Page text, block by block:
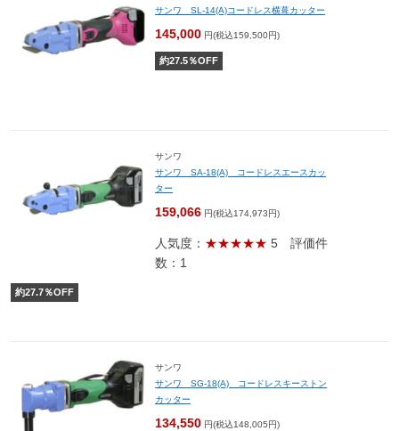
サンワ SL-14(A)コードレス横葺カッター
145,000 円(税込159,500円)
約27.5％OFF
サンワ
サンワ SA-18(A) コードレスエースカッ
ター
159,066 円(税込174,973円)
人気度： ★★★★★ 5 評価件
数：1
約27.7％OFF
サンワ
サンワ SG-18(A) コードレスキーストン
カッター
134,550 円(税込148,005円)